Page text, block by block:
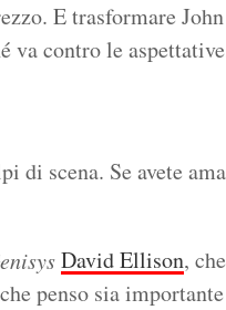
E trasformare
va contro le
di scena. Se avete
David Ellison,
penso sia